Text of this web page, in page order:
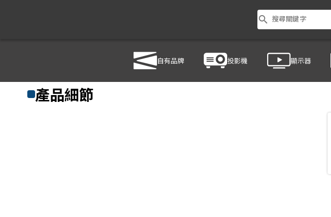
search 搜尋關鍵字
自有品牌 投影機 顯示器
LD SYSTEMS CURV500 S2
產品細節